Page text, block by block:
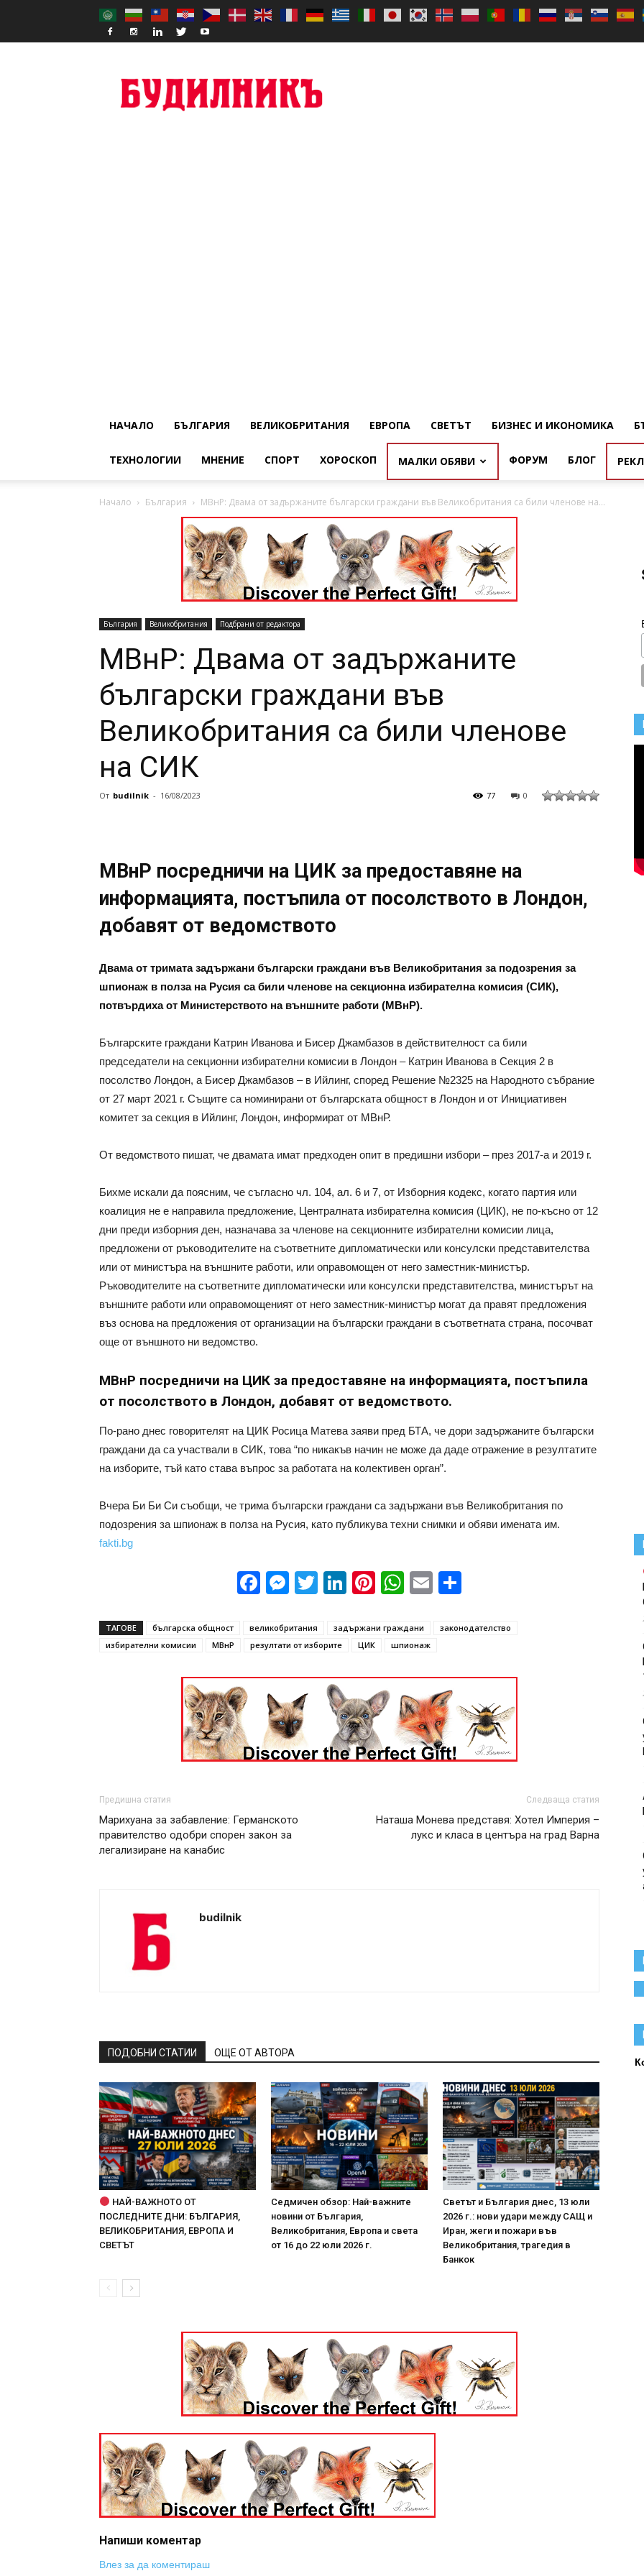
НАЧАЛО БЪЛГАРИЯ ВЕЛИКОБРИТАНИЯ ЕВРОПА СВЕТЪТ БИЗНЕС И ИКОНОМИКА
ТЕХНОЛОГИИ МНЕНИЕ СПОРТ ХОРОСКОП МАЛКИ ОБЯВИ ФОРУМ БЛОГ
Начало България МВнР: Двама от задържаните български граждани във Великобритания са били членове на...
България Великобритания Подбрани от редактора
МВнР: Двама от задържаните
български граждани във
Великобритания са били членове
на СИК
От budilnik - 16/08/2023 0
77
МВнР посредничи на ЦИК за предоставяне на
информацията, постъпила от посолството в Лондон,
добавят от ведомството
Двама от тримата задържани български граждани във Великобритания за подозрения за
шпионаж в полза на Русия са били членове на секционна избирателна комисия (СИК),
потвърдиха от Министерството на външните работи (МВнР).
Българските граждани Катрин Иванова и Бисер Джамбазов в действителност са били
председатели на секционни избирателни комисии в Лондон – Катрин Иванова в Секция 2 в
посолство Лондон, а Бисер Джамбазов – в Ийлинг, според Решение №2325 на Народното събрание
от 27 март 2021 г. Същите са номинирани от българската общност в Лондон и от Инициативен
комитет за секция в Ийлинг, Лондон, информират от МВнР.
От ведомството пишат, че двамата имат предходен опит в предишни избори – през 2017-а и 2019 г.
Бихме искали да поясним, че съгласно чл. 104, ал. 6 и 7, от Изборния кодекс, когато партия или
коалиция не е направила предложение, Централната избирателна комисия (ЦИК), не по-късно от 12
дни преди изборния ден, назначава за членове на секционните избирателни комисии лица,
предложени от ръководителите на съответните дипломатически или консулски представителства
или от министъра на външните работи, или оправомощен от него заместник-министър.
Ръководителите на съответните дипломатически или консулски представителства, министърът на
външните работи или оправомощеният от него заместник-министър могат да правят предложения
въз основа на предложения от организации на български граждани в съответната страна, посочват
още от външното ни ведомство.
МВнР посредничи на ЦИК за предоставяне на информацията, постъпила
от посолството в Лондон, добавят от ведомството.
По-рано днес говорителят на ЦИК Росица Матева заяви пред БТА, че дори задържаните български
граждани да са участвали в СИК, това “по никакъв начин не може да даде отражение в резултатите
на изборите, тъй като става въпрос за работата на колективен орган”.
Вчера Би Би Си съобщи, че трима български граждани са задържани във Великобритания по
подозрения за шпионаж в полза на Русия, като публикува техни снимки и обяви имената им.
fakti.bg
Facebook
Messenger
Twitter
LinkedIn
Pinterest
WhatsApp
Email
ТАГОВЕ българска общност великобритания задържани граждани
законодателство
избирателни комисии
МВнР резултати от изборите ЦИК шпионаж
Предишна статия
Марихуана за забавление: Германското
правителство одобри спорен закон за
легализиране на канабис
Следваща статия
Наташа Монева представя: Хотел Империя –
лукс и класа в центъра на град Варна
budilnik
ПОДОБНИ СТАТИИ ОЩЕ ОТ АВТОРА
НАЙ-ВАЖНОТО ОТ
ПОСЛЕДНИТЕ ДНИ: БЪЛГАРИЯ,
ВЕЛИКОБРИТАНИЯ, ЕВРОПА И
СВЕТЪТ
Седмичен обзор: Най-важните
новини от България,
Великобритания, Европа и света
от 16 до 22 юли 2026 г.
Светът и България днес, 13 юли
2026 г.: нови удари между САЩ и
Иран, жеги и пожари във
Великобритания, трагедия в
Банкок
Напиши коментар
Влез за да коментираш